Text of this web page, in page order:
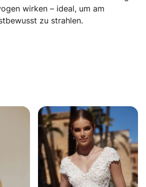
wirken – ideal, um am
zu strahlen.